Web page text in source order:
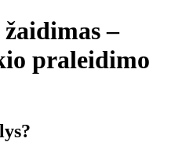
–
praleidimo